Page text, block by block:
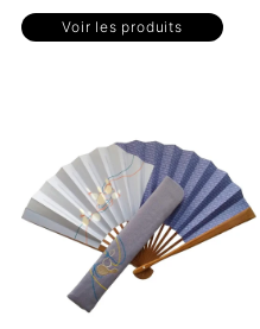
Voir les produits